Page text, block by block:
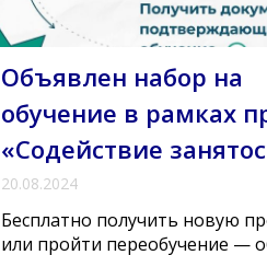
Объявлен набор на
обучение в рамках
«Содействие
20.08.2024
Бесплатно получить новую
или пройти переобучение —